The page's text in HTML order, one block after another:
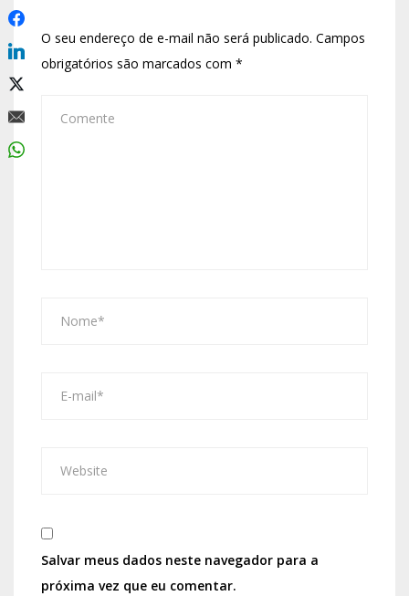
O seu endereço de e-mail não será publicado. Campos
obrigatórios são marcados com *
Salvar meus dados neste navegador para a
próxima vez que eu comentar.